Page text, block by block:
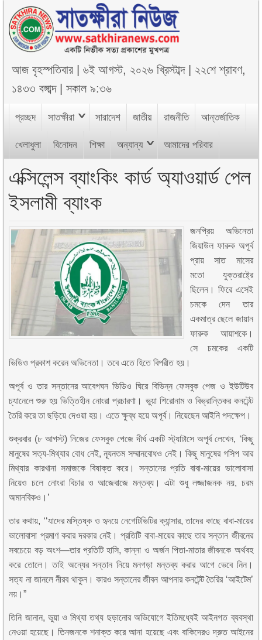
আজবৃহস্পতিবার |৬ই আগস্ট, ২০২৬ খ্রিস্টাব্দ| ২২শে শ্রাবণ,
১৪৩৩ বঙ্গাব্দ|সকাল ৯:৩৬
প্রচ্ছদ সাতক্ষীরা সারাদেশ জাতীয় রাজনীতি আন্তর্জাতিক
খেলাধুলা বিনোদন শিক্ষা অন্যান্য আমাদের পরিবার
এক্সিলেন্স ব্যাংকিং কার্ড অ্যাওয়ার্ড পেল
ইসলামী ব্যাংক
জনপ্রিয় অভিনেতা
জিয়াউল ফারুক অপূর্ব
প্রায় সাত মাসের
মতো যুক্তরাষ্ট্রে
ছিলেন। ফিরে এসেই
চমকে দেন তার
একমাত্র ছেলে জায়ান
ফারুক আয়াশকে।
সে চমকের একটি
ভিডিও প্রকাশ করেন অভিনেতা। তবে এতে হিতে বিপরীত হয়।
অপূর্ব ও তার সন্তানের আবেগঘন ভিডিও ঘিরে বিভিন্ন ফেসবুক পেজ ও ইউটিউব
চ্যানেলে শুরু হয় ভিত্তিহীন নোংরা প্রচারণা। ভুয়া শিরোনাম ও বিভ্রান্তিকর কনটেন্ট
তৈরি করে তা ছড়িয়ে দেওয়া হয়। এতে ক্ষুব্ধ হয়ে অপূর্ব। নিয়েছেন আইনি পদক্ষেপ।
শুক্রবার (৮ আগস্ট) নিজের ফেসবুক পেজে দীর্ঘ একটি স্ট্যাটাসে অপূর্ব লেখেন, ‌‘কিছু
মানুষের সত্য-মিথ্যার বোধ নেই, ন্যূনতম সম্মানবোধও নেই। কিছু মানুষের গসিপ আর
মিথ্যার কারখানা সমাজকে বিষাক্ত করে। সন্তানের প্রতি বাবা-মায়ের ভালোবাসা
নিয়েও চলে নোংরা বিচার ও আজেবাজে মন্তব্য। এটা শুধু লজ্জাজনক নয়, চরম
অমানবিকও।’
তার কথায়, ‘‘যাদের মস্তিষ্ক ও হৃদয়ে নেগেটিভিটির ক্যান্সার, তাদের কাছে বাবা-মায়ের
ভালোবাসা প্রমাণ করার দরকার নেই। প্রতিটি বাবা-মায়ের কাছে তার সন্তান জীবনের
সবচেয়ে বড় অংশ—তার প্রতিটি হাসি, কান্না ও অর্জন পিতা-মাতার জীবনকে অর্থবহ
করে তোলে। তাই অন্যের সন্তান নিয়ে মনগড়া মন্তব্য করার আগে ভেবে নিন।
সত্য না জানলে নীরব থাকুন। কারও সন্তানের জীবন আপনার কনটেন্ট তৈরির ‘আইটেম’
নয়।”
তিনি জানান, ভুয়া ও মিথ্যা তথ্য ছড়ানোর অভিযোগে ইতিমধ্যেই আইনগত ব্যবস্থা
নেওয়া হয়েছে। তিনজনকে শনাক্ত করে আনা হয়েছে এবং বাকিদেরও দ্রুত আইনের